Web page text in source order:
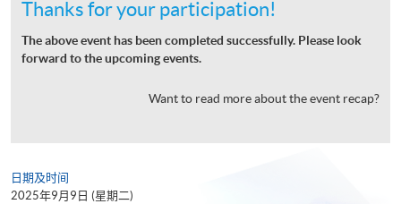
Thanks for your participation!
The above event has been completed successfully. Please look
forward to the upcoming events.
Want to read more about the event recap?
日期及时间
2025年9月9日 (星期二)